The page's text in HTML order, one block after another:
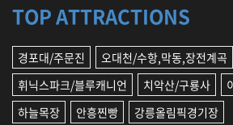
TOP ATTRACTIONS
경포대/주문진
오대천/수항,막동,장전계곡
휘닉스파크/블루캐니언
치악산/구룡사
하늘목장
안흥찐빵
강릉올림픽경기장